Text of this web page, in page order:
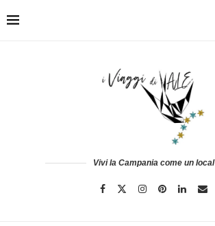
Vivi la Campania come un local